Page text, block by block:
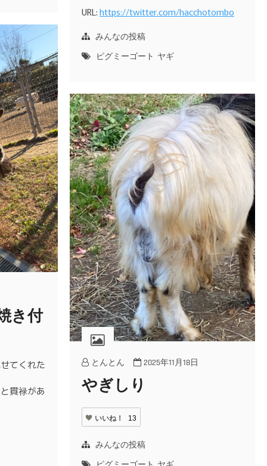
URL:https://twitter.com/hacchotombo
みんなの投稿
ピグミーゴート ヤギ
き付
てくれた
貫禄があ
とんとん 2025年11月18日
やぎしり
いいね！ 13
みんなの投稿